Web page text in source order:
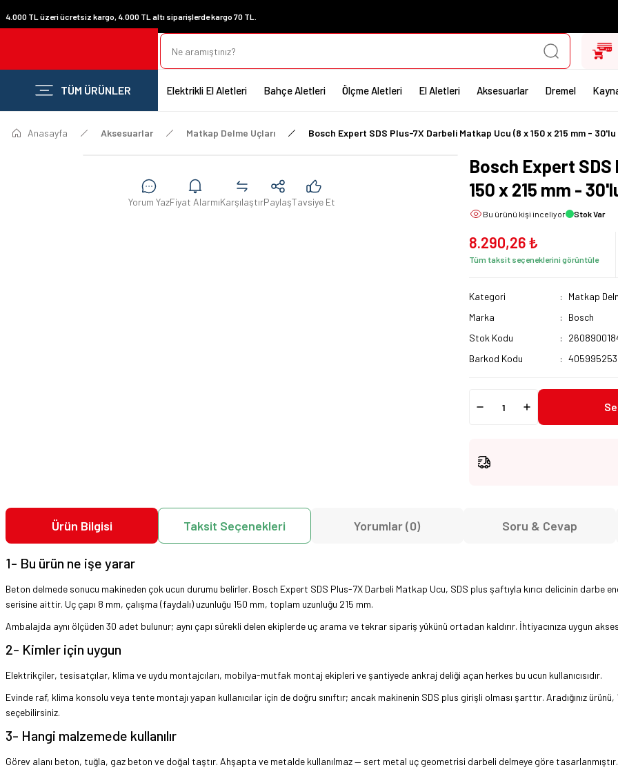
4.000 TL üzeri ücretsiz kargo, 4.000 TL altı siparişlerde kargo 70 TL.
TÜM ÜRÜNLER Elektrikli El Aletleri Bahçe Aletleri Ölçme Aletleri El Aletleri Aksesuarlar Dremel
Anasayfa Aksesuarlar Matkap Delme Uçları Bosch Expert SDS Plus-7X Darbeli Matkap Ucu (8 x 150 x 215 mm -
Yorum YazFiyat AlarmıKarşılaştırPaylaşTavsiye Et
Bosch Expert SDS
150 x 215 mm -
Bu ürünü kişi inceliyor Stok Var
8.290,26 ₺
Tüm taksit seçeneklerini görüntüle
Kategori
Matkap
Marka
Bosch
Stok Kodu
Barkod Kodu
Ürün Bilgisi Taksit Seçenekleri Yorumlar (0) Soru & Cevap
1- Bu ürün ne işe yarar
Beton delmede sonucu makineden çok ucun durumu belirler. Bosch Expert SDS Plus-7X Darbeli Matkap Ucu, SDS plus şaftıyla kırıcı delicinin darbe
serisine aittir. Uç çapı 8 mm, çalışma (faydalı) uzunluğu 150 mm, toplam uzunluğu 215 mm.
Ambalajda aynı ölçüden 30 adet bulunur; aynı çapı sürekli delen ekiplerde uç arama ve tekrar sipariş yükünü ortadan kaldırır. İhtiyacınıza uygun
2- Kimler için uygun
Elektrikçiler, tesisatçılar, klima ve uydu montajcıları, mobilya-mutfak montaj ekipleri ve şantiyede ankraj deliği açan herkes bu ucun kullanıcısıdır.
Evinde raf, klima konsolu veya tente montajı yapan kullanıcılar için de doğru sınıftır; ancak makinenin SDS plus girişli olması şarttır. Aradığınız
seçebilirsiniz.
3- Hangi malzemede kullanılır
Görev alanı beton, tuğla, gaz beton ve doğal taştır. Ahşapta ve metalde kullanılmaz — sert metal uç geometrisi darbeli delmeye göre tasarlanmıştır.